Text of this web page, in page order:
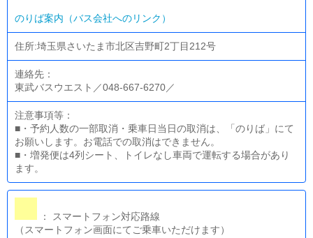
のりば案内（バス会社へのリンク）
住所:埼玉県さいたま市北区吉野町2丁目212号
連絡先：
東武バスウエスト／048-667-6270／
注意事項等：
■・予約人数の一部取消・乗車日当日の取消は、「のりば」にて
お願いします。お電話での取消はできません。
■・増発便は4列シート、トイレなし車両で運転する場合があり
ます。
： スマートフォン対応路線
（スマートフォン画面にてご乗車いただけます）